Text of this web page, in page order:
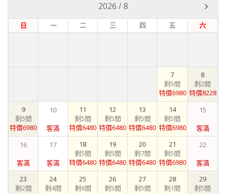
2026 /8
日 一 二 三 四 五 六
7
剩5間
特價6980
8
剩2間
特價8228
9
剩5間
特價6980
10
客滿
11
剩5間
特價6480
12
剩5間
特價6480
13
剩5間
特價6480
14
剩5間
特價6980
15
客滿
16
客滿
17
客滿
18
剩5間
特價6480
19
剩5間
特價6480
20
剩7間
特價6480
21
剩5間
特價6980
22
客滿
23
剩2間
24
剩4間
25
剩6間
26
剩5間
27
剩5間
28
剩1間
29
剩5間